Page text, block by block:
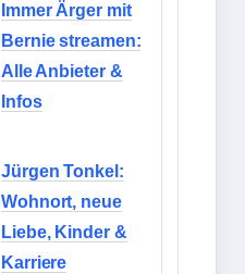
Immer Ärger mit
Bernie streamen:
Alle Anbieter &
Infos
Jürgen Tonkel:
Wohnort, neue
Liebe, Kinder &
Karriere